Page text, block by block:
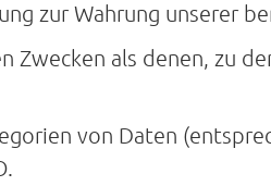
zur Wahrung unserer
Zwecken als denen, zu
von Daten